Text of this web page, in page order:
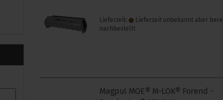
Lieferzeit:
Lieferzeit unbekannt aber
nachbestellt
Magpul MOE® M-LOK® Forend -